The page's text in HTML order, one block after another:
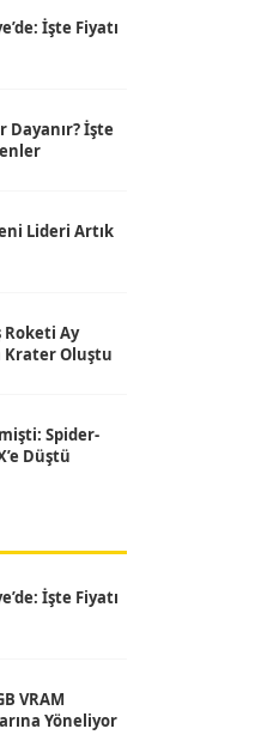
İşte Fiyatı
Dayanır? İşte
Lideri Artık
Roketi Ay
Krater Oluştu
Spider-
Düştü
İşte Fiyatı
VRAM
Yöneliyor